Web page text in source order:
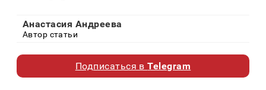
Анастасия Андреева
Автор статьи
Подписаться вTelegram